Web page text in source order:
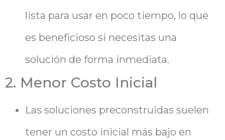
lista para usar en poco tiempo, lo que
es beneficioso si necesitas una
solución de forma inmediata.
2. Menor Costo Inicial
Las soluciones preconstruidas suelen
tener un costo inicial más bajo en